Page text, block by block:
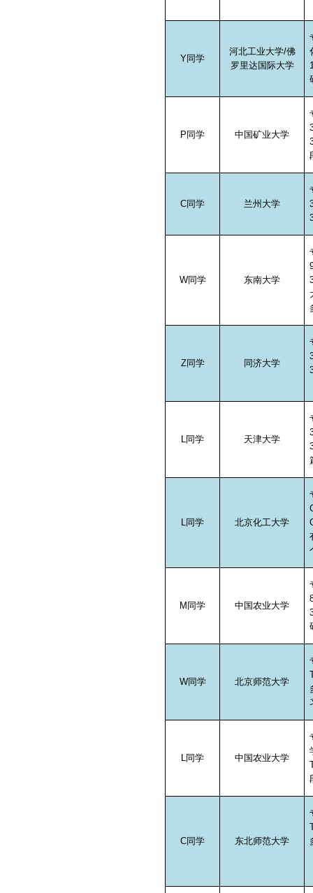
Y同学
河北工业大学/佛
罗里达国际大学
P 同学 中国矿业大学
C同学 兰州大学
W同学 东南大学
Z同学 同济大学
L同学 天津大学
L同学 北京化工大学
M 同学 中国农业大学
W同学 北京师范大学
L同学 中国农业大学
C同学 东北师范大学